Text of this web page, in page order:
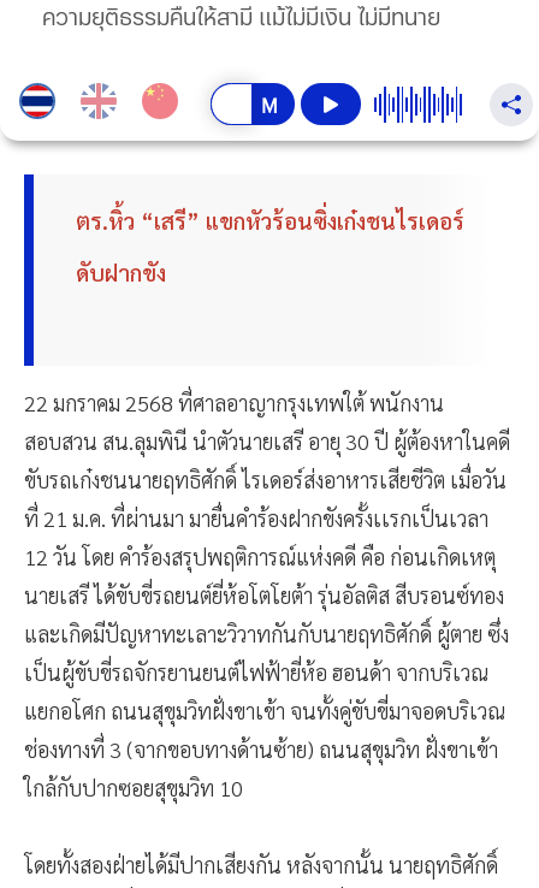
ความยุติธรรมคืนให้สามี แม้ไม่มีเงิน ไม่มีทนาย
ตร.หิ้ว “เสรี” แขกหัวร้อนซิ่งเก๋งชนไรเดอร์
ดับฝากขัง
22 มกราคม 2568 ที่ศาลอาญากรุงเทพใต้ พนักงาน
สอบสวน สน.ลุมพินี นำตัวนายเสรี อายุ 30 ปี ผู้ต้องหาในคดี
ขับรถเก๋งชนนายฤทธิศักดิ์ ไรเดอร์ส่งอาหารเสียชีวิต เมื่อวัน
ที่ 21 ม.ค. ที่ผ่านมา มายื่นคำร้องฝากขังครั้งเเรกเป็นเวลา
12 วัน โดย คำร้องสรุปพฤติการณ์แห่งคดี คือ ก่อนเกิดเหตุ
นายเสรี ได้ขับขี่รถยนต์ยี่ห้อโตโยต้า รุ่นอัลติส สีบรอนซ์ทอง
และเกิดมีปัญหาทะเลาะวิวาทกันกับนายฤทธิศักดิ์ ผู้ตาย ซึ่ง
เป็นผู้ขับขี่รถจักรยานยนต์ไฟฟ้ายี่ห้อ ฮอนด้า จากบริเวณ
แยกอโศก ถนนสุขุมวิทฝั่งขาเข้า จนทั้งคู่ขับขี่มาจอดบริเวณ
ช่องทางที่ 3 (จากขอบทางด้านซ้าย) ถนนสุขุมวิท ฝั่งขาเข้า
ใกล้กับปากซอยสุขุมวิท 10
โดยทั้งสองฝ่ายได้มีปากเสียงกัน หลังจากนั้น นายฤทธิศักดิ์